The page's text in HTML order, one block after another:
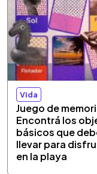
Vida
Juego de
Encontrá los
básicos que
llevar para
en la playa